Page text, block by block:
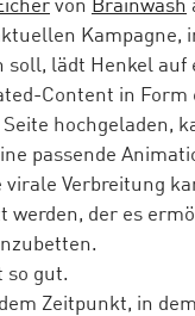
Kampagne,
soll, lädt Henkel
Content in
Seite hochgeladen,
passende
virale Verbreitung
werden, der es
so gut.
Zeitpunkt, in